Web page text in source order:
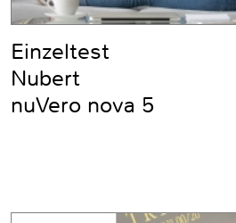
Einzeltest
Nubert
nuVero nova 5